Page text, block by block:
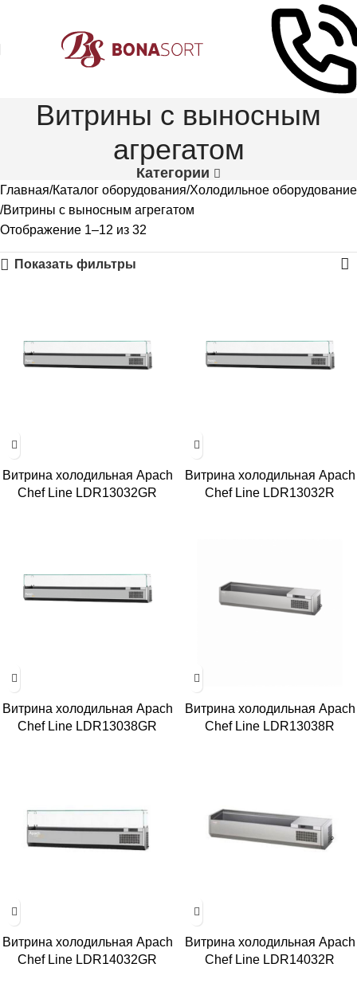
Витрины с выносным
агрегатом
Категории
Главная Каталог оборудования Холодильное оборудование
Витрины с выносным агрегатом
Отображение 1–12 из 32
Показать фильтры
Витрина холодильная Apach
Chef Line LDR13032GR
Витрина холодильная Apach
Chef Line LDR13032R
Витрина холодильная Apach
Chef Line LDR13038GR
Витрина холодильная Apach
Chef Line LDR13038R
Витрина холодильная Apach
Chef Line LDR14032GR
Витрина холодильная Apach
Chef Line LDR14032R